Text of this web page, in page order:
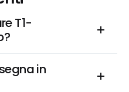
T1-
in